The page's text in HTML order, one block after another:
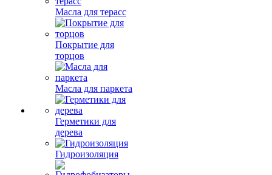
Масла для терасс
Покрытие для
торцов
Масла для паркета
Герметики для
дерева
Гидроизоляция